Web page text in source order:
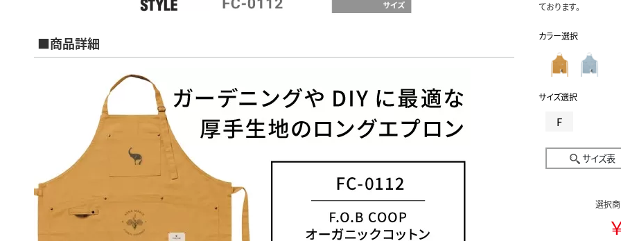
■商品詳細
ております。
カラー選択
サイズ選択
F
サイズ表
選択